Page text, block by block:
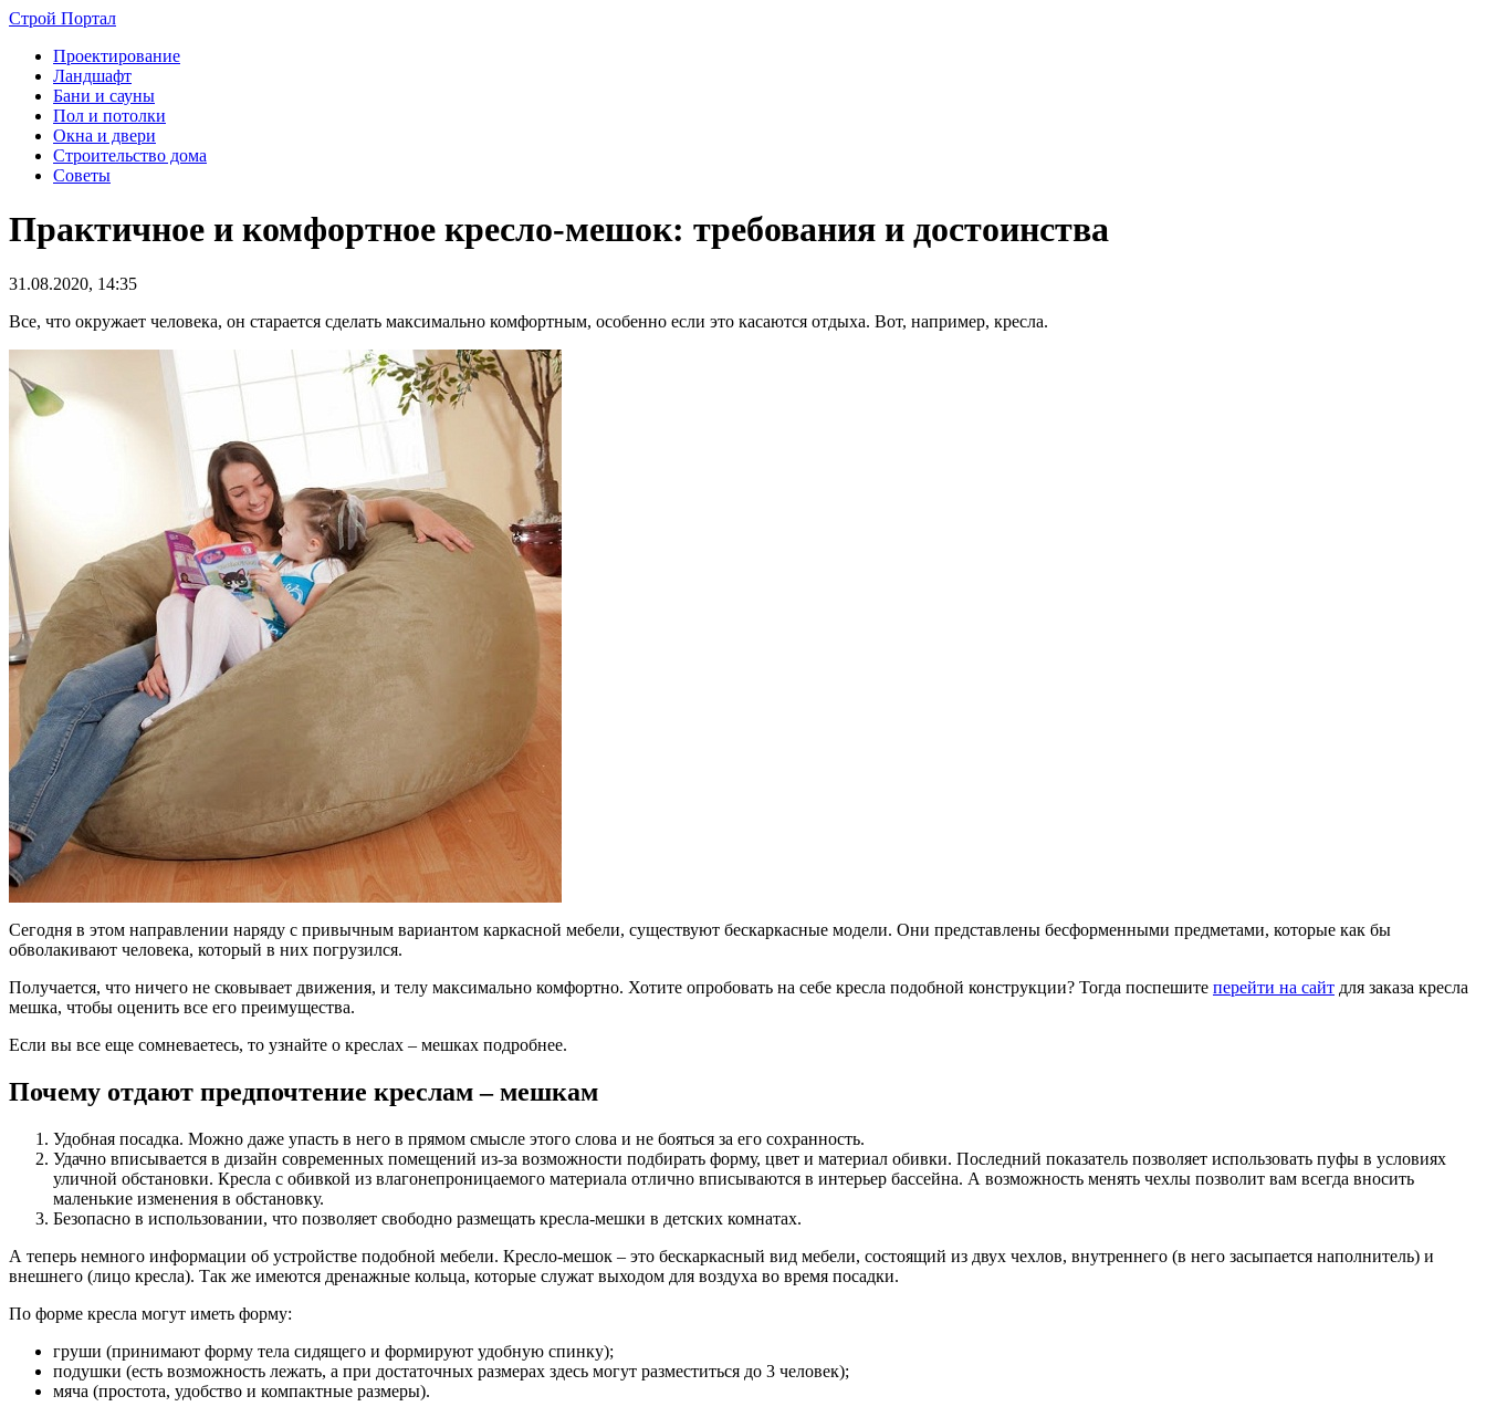
Строй Портал
Проектирование
Ландшафт
Бани и сауны
Пол и потолки
Окна и двери
Строительство дома
Советы
Практичное и комфортное кресло-мешок: требования и достоинства
31.08.2020, 14:35
Все, что окружает человека, он старается сделать максимально комфортным, особенно если это касаются отдыха. Вот, например, кресла.
Сегодня в этом направлении наряду с привычным вариантом каркасной мебели, существуют бескаркасные модели. Они представлены бесформенными предметами, которые как бы
обволакивают человека, который в них погрузился.
Получается, что ничего не сковывает движения, и телу максимально комфортно. Хотите опробовать на себе кресла подобной конструкции? Тогда поспешите перейти на сайт для заказа кресла
мешка, чтобы оценить все его преимущества.
Если вы все еще сомневаетесь, то узнайте о креслах – мешках подробнее.
Почему отдают предпочтение креслам – мешкам
Удобная посадка. Можно даже упасть в него в прямом смысле этого слова и не бояться за его сохранность.
Удачно вписывается в дизайн современных помещений из-за возможности подбирать форму, цвет и материал обивки. Последний показатель позволяет использовать пуфы в условиях
уличной обстановки. Кресла с обивкой из влагонепроницаемого материала отлично вписываются в интерьер бассейна. А возможность менять чехлы позволит вам всегда вносить
маленькие изменения в обстановку.
Безопасно в использовании, что позволяет свободно размещать кресла-мешки в детских комнатах.
А теперь немного информации об устройстве подобной мебели. Кресло-мешок – это бескаркасный вид мебели, состоящий из двух чехлов, внутреннего (в него засыпается наполнитель) и
внешнего (лицо кресла). Так же имеются дренажные кольца, которые служат выходом для воздуха во время посадки.
По форме кресла могут иметь форму:
груши (принимают форму тела сидящего и формируют удобную спинку);
подушки (есть возможность лежать, а при достаточных размерах здесь могут разместиться до 3 человек);
мяча (простота, удобство и компактные размеры).